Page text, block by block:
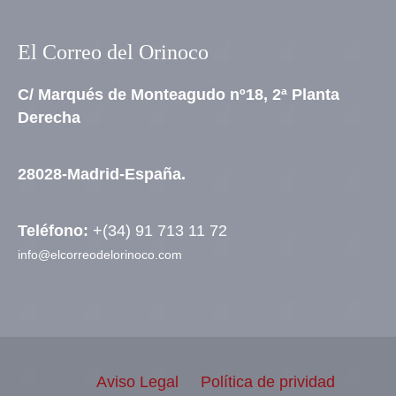
El Correo del Orinoco
C/ Marqués de Monteagudo nº18, 2ª Planta
Derecha
28028-Madrid-España.
Teléfono: +(34) 91 713 11 72
info@elcorreodelorinoco.com
Aviso Legal Política de prividad